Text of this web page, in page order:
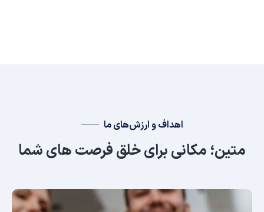
اهداف و ارزش‌های ما
متین؛ مکانی برای خلق فرصت های شما